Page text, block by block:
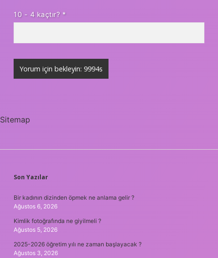
10 - 4 kaçtır? *
Sitemap
SIDEBAR
Son Yazılar
Bir kadının dizinden öpmek ne anlama gelir ?
Ağustos 6, 2026
Kimlik fotoğrafında ne giyilmeli ?
Ağustos 5, 2026
2025-2026 öğretim yılı ne zaman başlayacak ?
Ağustos 3, 2026